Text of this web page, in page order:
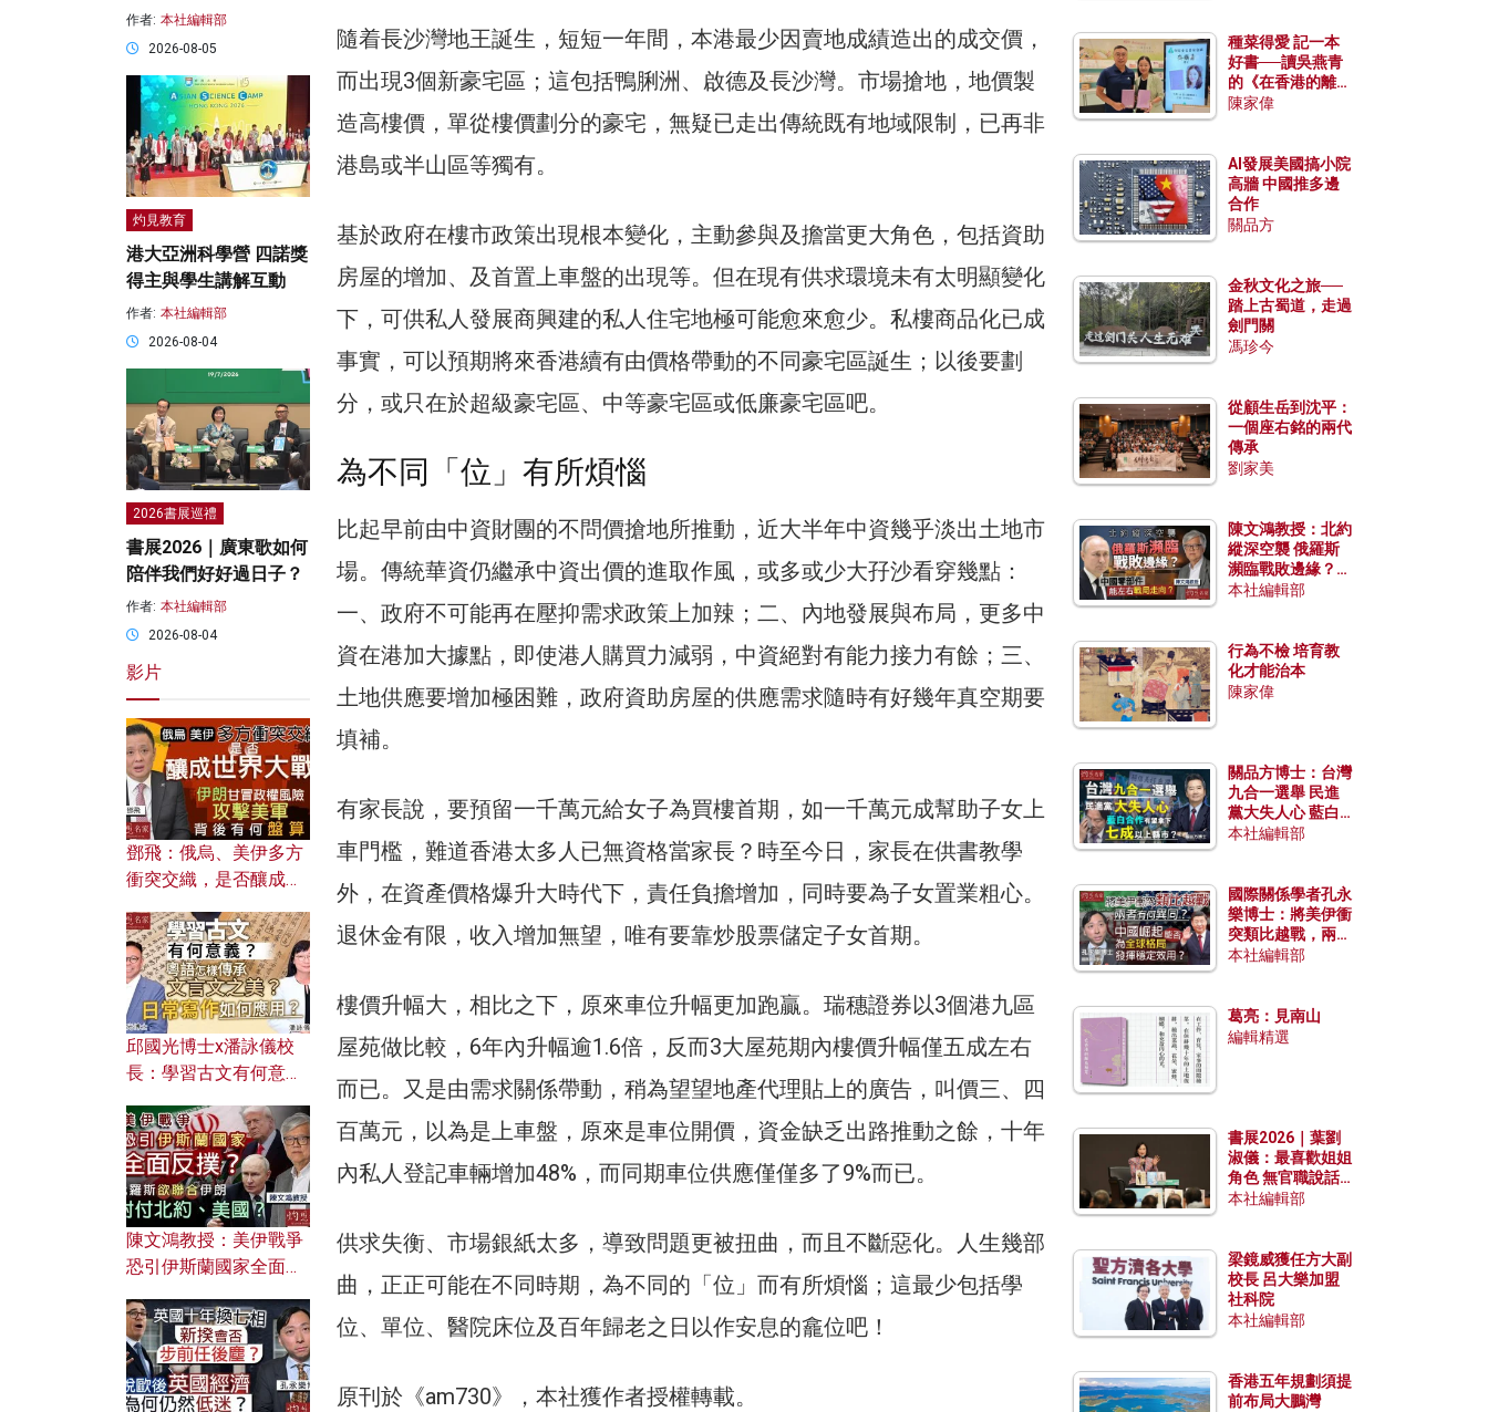
隨着長沙灣地王誕生，短短一年間，本港最少因賣地成績造出的成交價，
而出現3個新豪宅區；這包括鴨脷洲、啟德及長沙灣。市場搶地，地價製
造高樓價，單從樓價劃分的豪宅，無疑已走出傳統既有地域限制，已再非
港島或半山區等獨有。
基於政府在樓市政策出現根本變化，主動參與及擔當更大角色，包括資助
房屋的增加、及首置上車盤的出現等。但在現有供求環境未有太明顯變化
下，可供私人發展商興建的私人住宅地極可能愈來愈少。私樓商品化已成
事實，可以預期將來香港續有由價格帶動的不同豪宅區誕生；以後要劃
分，或只在於超級豪宅區、中等豪宅區或低廉豪宅區吧。
為不同「位」有所煩惱
比起早前由中資財團的不問價搶地所推動，近大半年中資幾乎淡出土地市
場。傳統華資仍繼承中資出價的進取作風，或多或少大孖沙看穿幾點：
一、政府不可能再在壓抑需求政策上加辣；二、內地發展與布局，更多中
資在港加大據點，即使港人購買力減弱，中資絕對有能力接力有餘；三、
土地供應要增加極困難，政府資助房屋的供應需求隨時有好幾年真空期要
填補。
有家長說，要預留一千萬元給女子為買樓首期，如一千萬元成幫助子女上
車門檻，難道香港太多人已無資格當家長？時至今日，家長在供書教學
外，在資產價格爆升大時代下，責任負擔增加，同時要為子女置業粗心。
退休金有限，收入增加無望，唯有要靠炒股票儲定子女首期。
樓價升幅大，相比之下，原來車位升幅更加跑贏。瑞穗證券以3個港九區
屋苑做比較，6年內升幅逾1.6倍，反而3大屋苑期內樓價升幅僅五成左右
而已。又是由需求關係帶動，稍為望望地產代理貼上的廣告，叫價三、四
百萬元，以為是上車盤，原來是車位開價，資金缺乏出路推動之餘，十年
內私人登記車輛增加48%，而同期車位供應僅僅多了9%而已。
供求失衡、市場銀紙太多，導致問題更被扭曲，而且不斷惡化。人生幾部
曲，正正可能在不同時期，為不同的「位」而有所煩惱；這最少包括學
位、單位、醫院床位及百年歸老之日以作安息的龕位吧！
原刊於《am730》，本社獲作者授權轉載。
作者: 本社編輯部
2026-08-05
灼見教育
港大亞洲科學營 四諾獎
得主與學生講解互動
作者: 本社編輯部
2026-08-04
2026書展巡禮
書展2026｜廣東歌如何
陪伴我們好好過日子？
作者: 本社編輯部
2026-08-04
影片
鄧飛：俄烏、美伊多方
衝突交織，是否釀成世
風險攻擊美軍，背後有
何盤算？
邱國光博士x潘詠儀校
長：學習古文有何意
文之美？ 日常寫作如何
應用？
陳文鴻教授：美伊戰爭
恐引伊斯蘭國家全面反
對付北約美國？
種菜得愛 記一本
好書──讀吳燕青
的《在香港的離島
種菜》
陳家偉
AI發展美國搞小院
高牆 中國推多邊
合作
關品方
金秋文化之旅──
踏上古蜀道，走過
劍門關
馮珍今
從顧生岳到沈平：
一個座右銘的兩代
傳承
劉家美
陳文鴻教授：北約
縱深空襲 俄羅斯
瀕臨戰敗邊緣？中
國零部件能左右戰
本社編輯部
行為不檢 培育教
化才能治本
陳家偉
關品方博士：台灣
九合一選舉 民進
黨大失人心 藍白
合作有望拿下七成
本社編輯部
國際關係學者孔永
樂博士：將美伊衝
突類比越戰，兩者
有何異同？中國崛
本社編輯部
葛亮：見南山
編輯精選
書展2026｜葉劉
淑儀：最喜歡姐姐
角色 無官職說話
包袱少
本社編輯部
梁鏡威獲任方大副
校長 呂大樂加盟
社科院
本社編輯部
香港五年規劃須提
前布局大鵬灣